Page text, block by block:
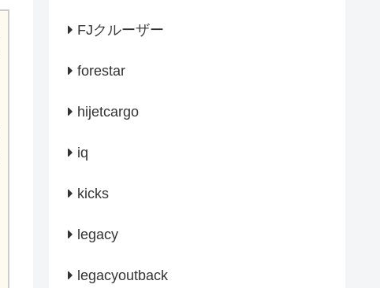
FJクルーザー
forestar
hijetcargo
iq
kicks
legacy
legacyoutback